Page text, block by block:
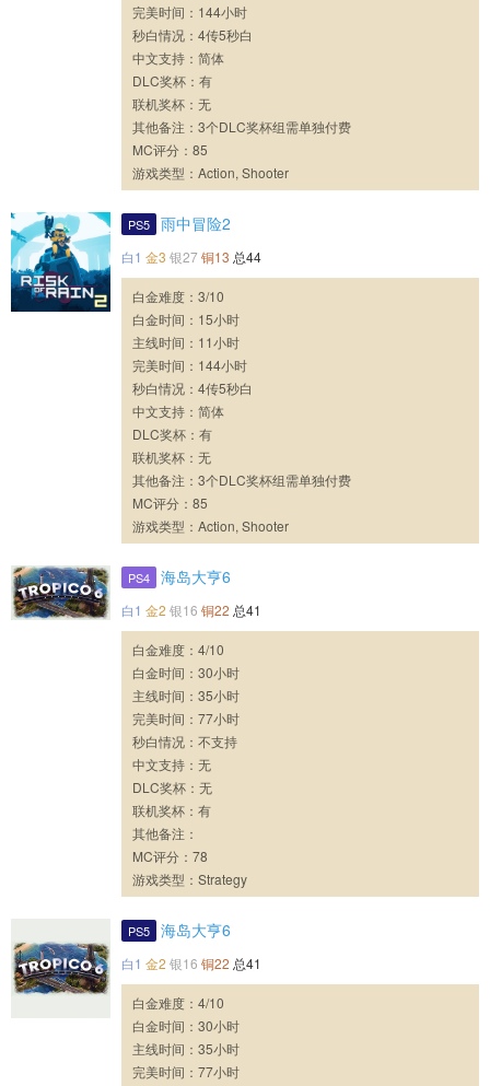
完美时间：144小时
秒白情况：4传5秒白
中文支持：简体
DLC奖杯：有
联机奖杯：无
其他备注：3个DLC奖杯组需单独付费
MC评分：85
游戏类型：Action, Shooter
PS5 雨中冒险2
白1 金3 银27 铜13 总44
白金难度：3/10
白金时间：15小时
主线时间：11小时
完美时间：144小时
秒白情况：4传5秒白
中文支持：简体
DLC奖杯：有
联机奖杯：无
其他备注：3个DLC奖杯组需单独付费
MC评分：85
游戏类型：Action, Shooter
PS4 海岛大亨6
白1 金2 银16 铜22 总41
白金难度：4/10
白金时间：30小时
主线时间：35小时
完美时间：77小时
秒白情况：不支持
中文支持：无
DLC奖杯：无
联机奖杯：有
其他备注：
MC评分：78
游戏类型：Strategy
PS5 海岛大亨6
白1 金2 银16 铜22 总41
白金难度：4/10
白金时间：30小时
主线时间：35小时
完美时间：77小时